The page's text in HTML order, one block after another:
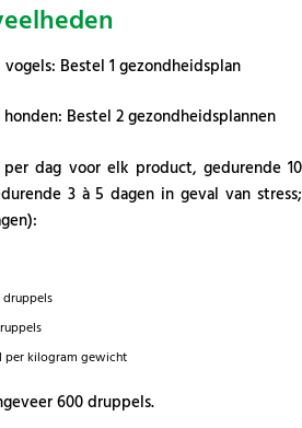
Bestel 1 gezondheidsplan
Bestel 2 gezondheidsplannen
dag voor elk product, gedurende 10
3 à 5 dagen in geval van stress;
druppels
per kilogram gewicht
600 druppels.